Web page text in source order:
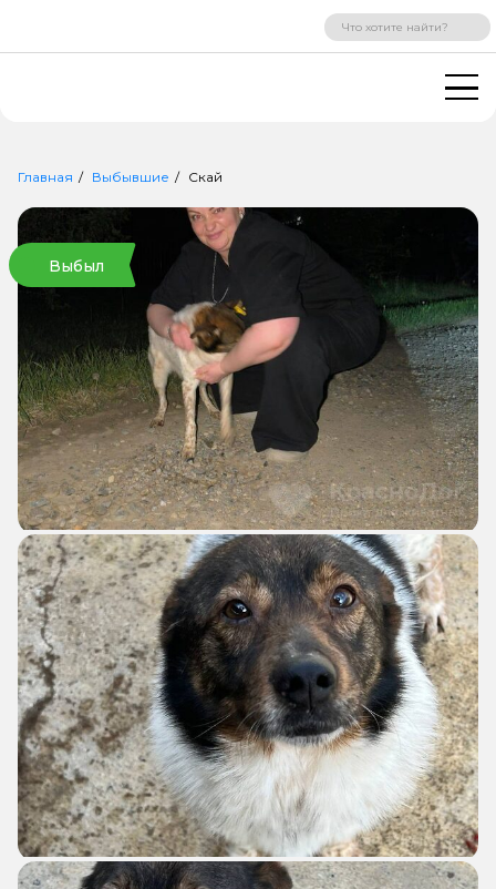
ВХОД РЕГИСТРАЦИЯ
Главная Выбывшие Скай
Выбыл